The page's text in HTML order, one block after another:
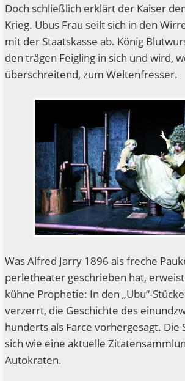
Doch schließ­lich erklärt der Kai­ser
Krieg. Ubus Frau seilt sich in den
mit der Staats­kas­se ab. König
den trä­gen Feig­ling in sich und wird,
über­schrei­tend, zum Weltenfresser.
Was Alfred Jar­ry 1896 als fre­che
per­le­thea­ter geschrie­ben hat,
küh­ne Pro­phe­tie: In den „Ubu“-
ver­zerrt, die Geschich­te des
hun­derts als Far­ce vor­her­ge­sagt. Die
sich wie eine aktu­el­le
Autokraten.